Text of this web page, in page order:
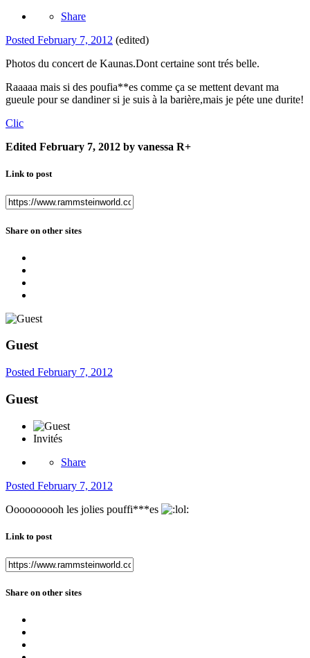
Share
Posted February 7, 2012 (edited)
Photos du concert de Kaunas.Dont certaine sont trés belle.
Raaaaa mais si des poufia**es comme ça se mettent devant ma
gueule pour se dandiner si je suis à la barière,mais je péte une durite!
Clic
Edited February 7, 2012 by vanessa R+
Link to post
Share on other sites
Guest
Posted February 7, 2012
Guest
Invités
Share
Posted February 7, 2012
Oooooooooh les jolies pouffi***es
Link to post
Share on other sites